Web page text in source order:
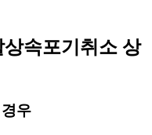
속포기취소 상
우